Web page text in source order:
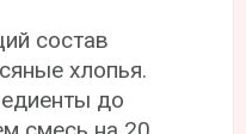
состав
хлопья.
до